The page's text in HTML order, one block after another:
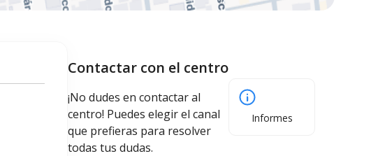
Contactar con el centro
¡No dudes en contactar al
centro! Puedes elegir el canal
que prefieras para resolver
todas tus dudas.
Informes